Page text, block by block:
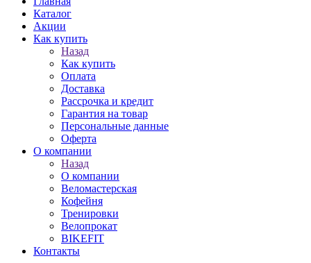
Каталог
Акции
Как купить
Назад
Как купить
Оплата
Доставка
Рассрочка и кредит
Гарантия на товар
Персональные данные
Оферта
О компании
Назад
О компании
Веломастерская
Кофейня
Тренировки
Велопрокат
BIKEFIT
Контакты